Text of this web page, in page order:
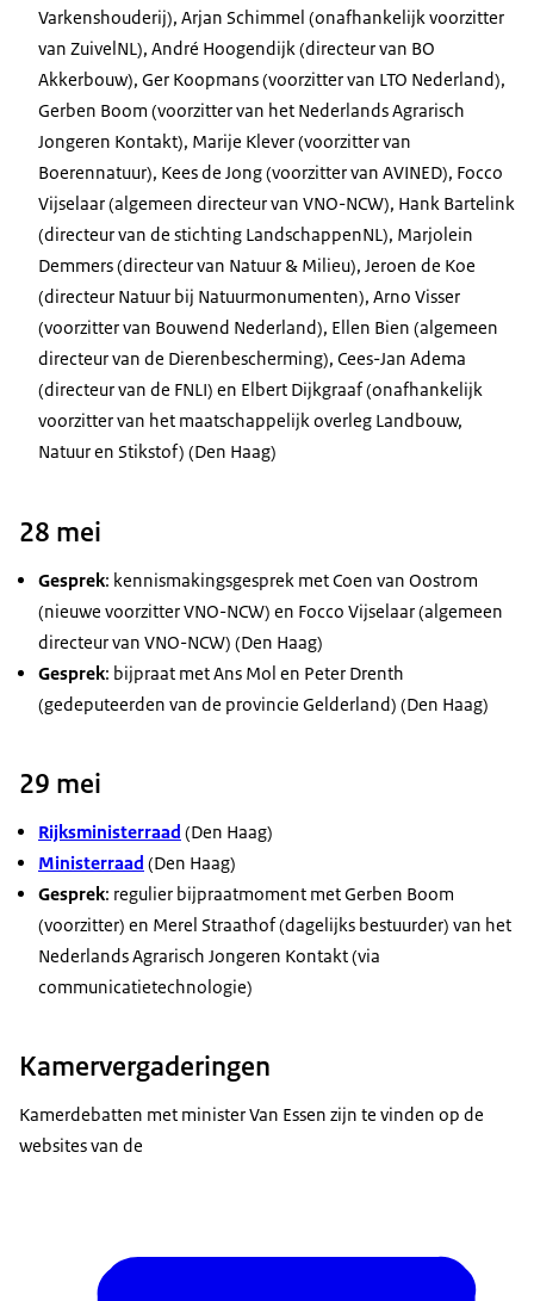
Varkenshouderij), Arjan Schimmel (onafhankelijk voorzitter
van ZuivelNL), André Hoogendijk (directeur van BO
Akkerbouw), Ger Koopmans (voorzitter van LTO Nederland),
Gerben Boom (voorzitter van het Nederlands Agrarisch
Jongeren Kontakt), Marije Klever (voorzitter van
Boerennatuur), Kees de Jong (voorzitter van AVINED), Focco
Vijselaar (algemeen directeur van VNO-NCW), Hank Bartelink
(directeur van de stichting LandschappenNL), Marjolein
Demmers (directeur van Natuur & Milieu), Jeroen de Koe
(directeur Natuur bij Natuurmonumenten), Arno Visser
(voorzitter van Bouwend Nederland), Ellen Bien (algemeen
directeur van de Dierenbescherming), Cees-Jan Adema
(directeur van de FNLI) en Elbert Dijkgraaf (onafhankelijk
voorzitter van het maatschappelijk overleg Landbouw,
Natuur en Stikstof) (Den Haag)
28 mei
Gesprek: kennismakingsgesprek met Coen van Oostrom
(nieuwe voorzitter VNO-NCW) en Focco Vijselaar (algemeen
directeur van VNO-NCW) (Den Haag)
Gesprek: bijpraat met Ans Mol en Peter Drenth
(gedeputeerden van de provincie Gelderland) (Den Haag)
29 mei
Rijksministerraad (Den Haag)
Ministerraad (Den Haag)
Gesprek: regulier bijpraatmoment met Gerben Boom
(voorzitter) en Merel Straathof (dagelijks bestuurder) van het
Nederlands Agrarisch Jongeren Kontakt (via
communicatietechnologie)
Kamervergaderingen
Kamerdebatten met minister Van Essen zijn te vinden op de
websites van de